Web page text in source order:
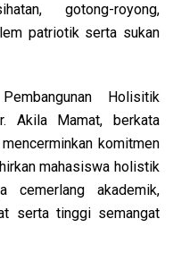
gotong-royong,
patriotik serta sukan
Holisitik
Akila Mamat, berkata
komitmen
mahasiswa holistik
cemerlang akademik,
serta tinggi semangat